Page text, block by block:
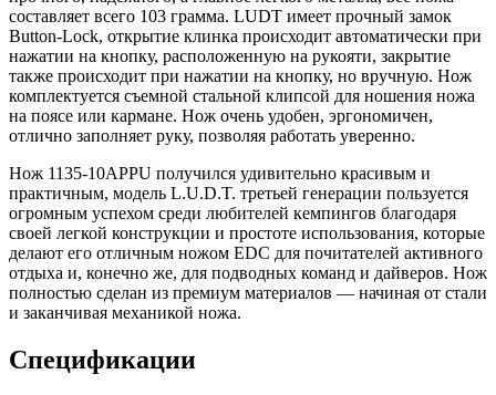
составляет всего 103 грамма. LUDT имеет прочный замок
Button-Lock, открытие клинка происходит автоматически при
нажатии на кнопку, расположенную на рукояти, закрытие
также происходит при нажатии на кнопку, но вручную. Нож
комплектуется съемной стальной клипсой для ношения ножа
на поясе или кармане. Нож очень удобен, эргономичен,
отлично заполняет руку, позволяя работать уверенно.
Нож 1135-10APPU получился удивительно красивым и
практичным, модель L.U.D.T. третьей генерации пользуется
огромным успехом среди любителей кемпингов благодаря
своей легкой конструкции и простоте использования, которые
делают его отличным ножом EDC для почитателей активного
отдыха и, конечно же, для подводных команд и дайверов. Нож
полностью сделан из премиум материалов — начиная от стали
и заканчивая механикой ножа.
Спецификации